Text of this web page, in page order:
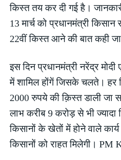
किस्त तय कर दी गई है।
13 मार्च को प्रधानमंत्री किसान
22वीं किस्त आने की बात कही जा
इस दिन प्रधानमंत्री नरेंद्र
में शामिल होंगें जिसके चलते। हर
2000 रुपये की क़िस्त डाली जा
लाभ करीब 9 करोड़ से भी ज्यादा
किसानों के खेतों में होने वाले
किसानों को राहत मिलेगी।